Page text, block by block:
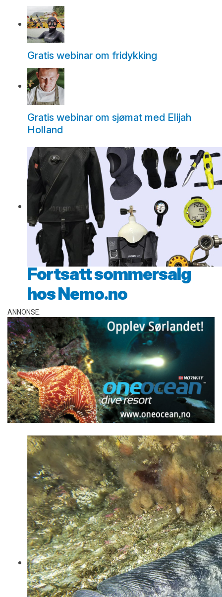
Gratis webinar om fridykking
Gratis webinar om sjømat med Elijah
Holland
Fortsatt sommersalg
hos Nemo.no
ANNONSE: